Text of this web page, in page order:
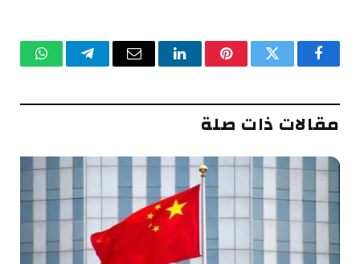
فيسبوكتويتر بينتيريستلينكدإنالبريد تيلقرام
مقالات ذات صلة